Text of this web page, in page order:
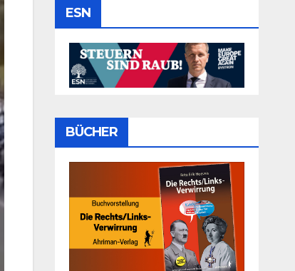
ESN
BÜCHER